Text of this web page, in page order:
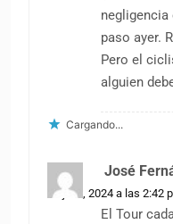
paso ayer.
Pero el
alguien
Cargando...
José
12 julio, 2024 a las 2:42
El Tour